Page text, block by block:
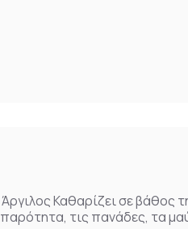
Καθαρίζει σε βάθος
τις πανάδες, τα